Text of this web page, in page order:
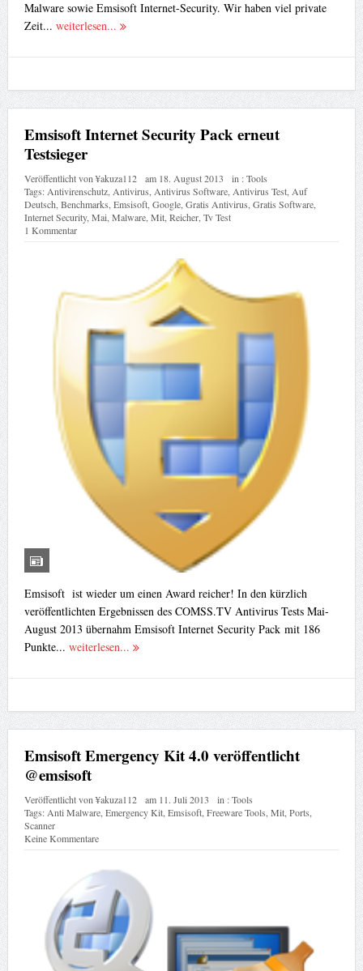
Malware sowie Emsisoft Internet-Security. Wir haben viel private
Zeit... weiterlesen...
Emsisoft Internet Security Pack erneut
Testsieger
Veröffentlicht von¥akuza112 am 18. August 2013 in :Tools
Tags: Antivirenschutz, Antivirus Antivirus Software, Antivirus Test, Auf
Deutsch Benchmarks Emsisoft, Google, Gratis Antivirus Gratis Software,
Internet Security, Mai Malware, Mit, Reicher, Tv Test
1 Kommentar
Emsisoft ist wieder um einen Award reicher! In den kürzlich
veröffentlichten Ergebnissen des COMSS.TV Antivirus Tests Mai-
August 2013 übernahm Emsisoft Internet Security Pack mit 186
Punkte... weiterlesen...
Emsisoft Emergency Kit 4.0 veröffentlicht
@emsisoft
Veröffentlicht von¥akuza112 am 11. Juli 2013 in :Tools
Tags: Anti Malware, Emergency Kit, Emsisoft, Freeware Tools Mit, Ports
Scanner
Keine Kommentare